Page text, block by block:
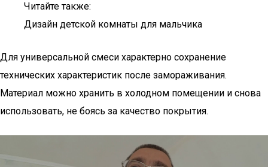
Читайте также:
Дизайн детской комнаты для мальчика
Для универсальной смеси характерно сохранение
технических характеристик после замораживания.
Материал можно хранить в холодном помещении и снова
использовать, не боясь за качество покрытия.